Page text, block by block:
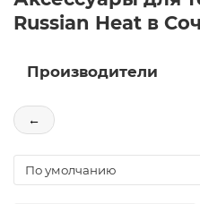
Russian Heat в
Производители
←